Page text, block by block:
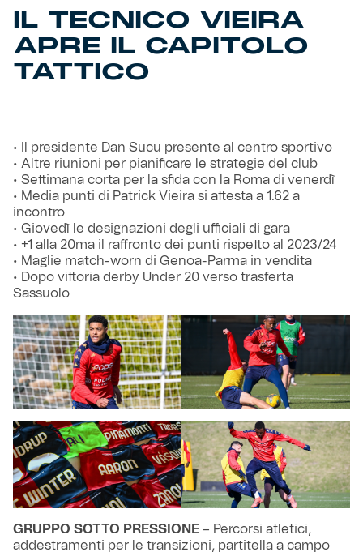
IL TECNICO VIEIRA
APRE IL CAPITOLO
TATTICO
• Il presidente Dan Sucu presente al centro sportivo
• Altre riunioni per pianificare le strategie del club
• Settimana corta per la sfida con la Roma di venerdì
• Media punti di Patrick Vieira si attesta a 1.62 a
incontro
• Giovedì le designazioni degli ufficiali di gara
• +1 alla 20ma il raffronto dei punti rispetto al 2023/24
• Maglie match-worn di Genoa-Parma in vendita
• Dopo vittoria derby Under 20 verso trasferta
Sassuolo
GRUPPO SOTTO PRESSIONE – Percorsi atletici,
addestramenti per le transizioni, partitella a campo